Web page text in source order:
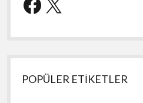
POPÜLER ETİKETLER